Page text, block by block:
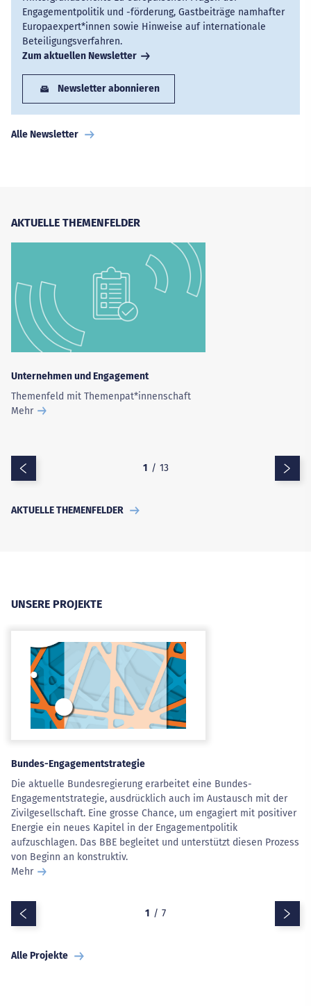
Engagementpolitik und -förderung, Gastbeiträge namhafter
Europaexpert*innen sowie Hinweise auf internationale
Beteiligungsverfahren.
Zum aktuellen Newsletter
Newsletter abonnieren
Alle Newsletter
AKTUELLE THEMENFELDER
Unternehmen und Engagement
Themenfeld mit Themenpat*innenschaft
Mehr
1 / 13
AKTUELLE THEMENFELDER
UNSERE PROJEKTE
Bundes-Engagementstrategie
Die aktuelle Bundesregierung erarbeitet eine Bundes-
Engagementstrategie, ausdrücklich auch im Austausch mit der
Zivilgesellschaft. Eine grosse Chance, um engagiert mit positiver
Energie ein neues Kapitel in der Engagementpolitik
aufzuschlagen. Das BBE begleitet und unterstützt diesen Prozess
von Beginn an konstruktiv.
Mehr
1 / 7 Vor
Alle Projekte